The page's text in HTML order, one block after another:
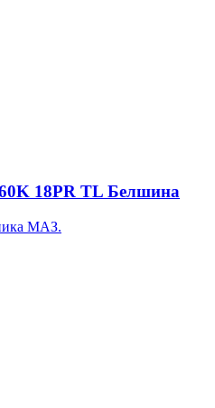
18PR TL Белшина
МАЗ.